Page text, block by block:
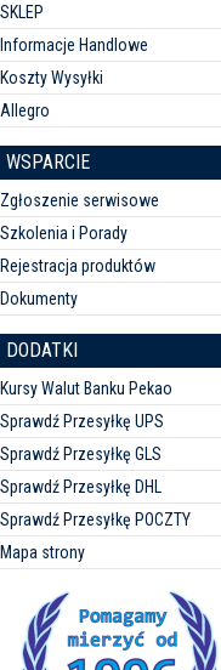
SKLEP
Informacje Handlowe
Koszty Wysyłki
Allegro
WSPARCIE
Zgłoszenie serwisowe
Szkolenia i Porady
Rejestracja produktów
Dokumenty
DODATKI
Kursy Walut Banku Pekao
Sprawdź Przesyłkę UPS
Sprawdź Przesyłkę GLS
Sprawdź Przesyłkę DHL
Sprawdź Przesyłkę POCZTY
Mapa strony